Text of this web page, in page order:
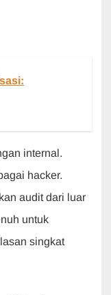
internal.
hacker.
audit dari luar
untuk
singkat